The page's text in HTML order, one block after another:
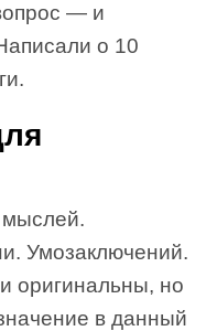
— и
о 10
мыслей.
Умозаключений.
оригинальны, но
в данный